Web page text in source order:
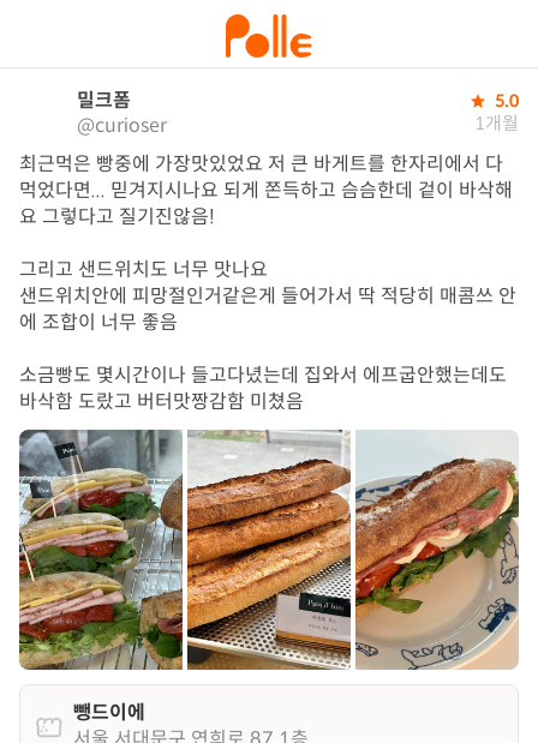
밀크폼
@curioser
5.0
1개월
최근먹은 빵중에 가장맛있었요 저 큰 바게트를 한자리에서 다
먹었다면... 믿겨지시나요 되게 쫀득하고 슴슴한데 겉이 바삭해
요 그렇다고 질기진않음!
그리고 샌드위치도 너무 맛나요
샌드위치안에 피망절인거같은게 들어가서 딱 적당히 매콤쓰 안
에 조합이 너무 좋음
소금빵도 몇시간이나 들고다녔는데 집와서 에프굽안했는데도
바삭함 도랐고 버터맛짱감함 미쳤음
뺑드이에